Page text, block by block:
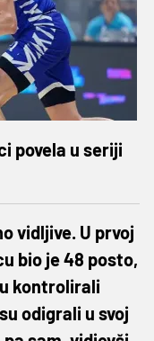
povela u seriji
vidljive. U prvoj
bio je 48 posto,
kontrolirali
odigrali u svoj